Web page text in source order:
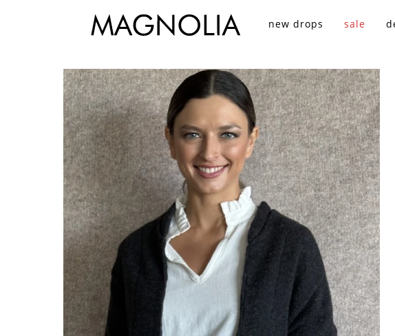
new drops sale